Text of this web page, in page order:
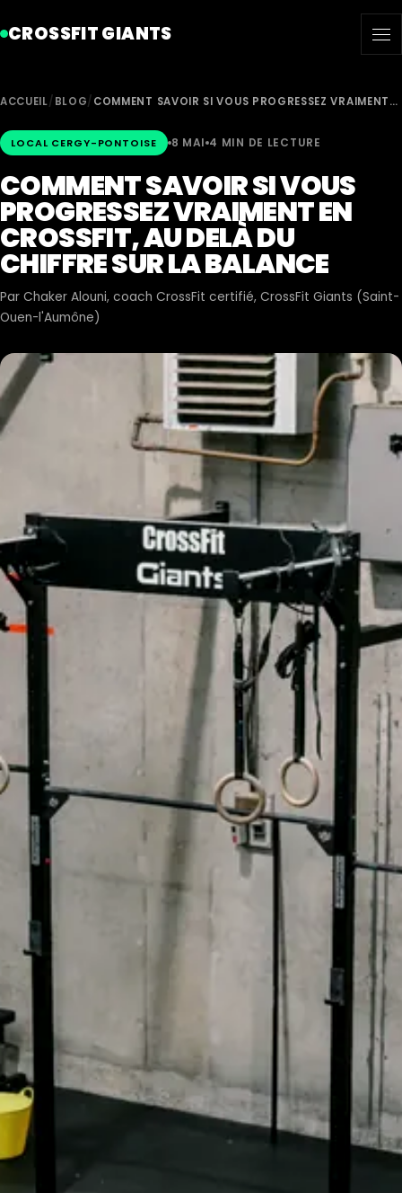
CROSSFIT GIANTS
ACCUEIL/ BLOG/ COMMENT SAVOIR SI VOUS PROGRESSEZ VRAIMENT…
LOCAL CERGY-PONTOISE 8 MAI 4 MIN DE LECTURE
COMMENT SAVOIR SI VOUS
PROGRESSEZ VRAIMENT EN
CROSSFIT, AU DELÀ DU
CHIFFRE SUR LA BALANCE
Par Chaker Alouni, coach CrossFit certifié, CrossFit Giants (Saint-
Ouen-l'Aumône)